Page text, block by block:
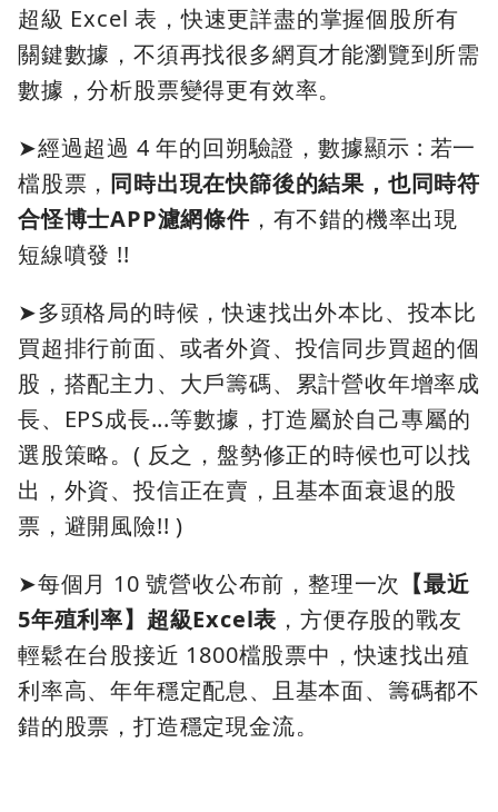
超級 Excel 表，快速更詳盡的掌握個股所有
關鍵數據，不須再找很多網頁才能瀏覽到所需
數據，分析股票變得更有效率。
➤經過超過 4 年的回朔驗證，數據顯示 : 若一
檔股票， 同時出現在快篩後的結果，也同時符
合怪博士APP濾網條件，有不錯的機率出現
短線噴發 !!
➤多頭格局的時候，快速找出外本比、投本比
買超排行前面、或者外資、投信同步買超的個
股，搭配主力、大戶籌碼、累計營收年增率成
長、EPS成長...等數據，打造屬於自己專屬的
選股策略。( 反之，盤勢修正的時候也可以找
出，外資、投信正在賣，且基本面衰退的股
票，避開風險!! )
➤每個月 10 號營收公布前，整理一次
【最近
5年殖利率】超級Excel表 ，方便存股的戰友
輕鬆在台股接近 1800檔股票中，快速找出殖
利率高、年年穩定配息、且基本面、籌碼都不
錯的股票，打造穩定現金流。